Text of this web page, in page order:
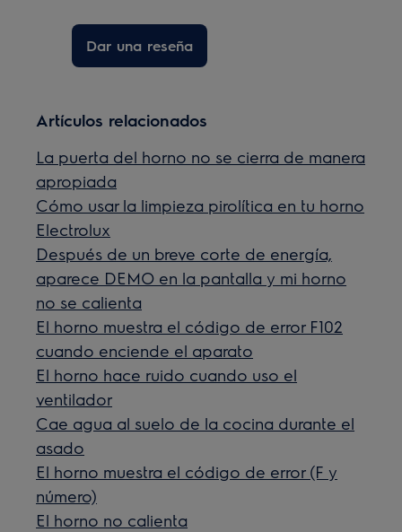
Dar una reseña
Artículos relacionados
La puerta del horno no se cierra de manera
apropiada
Cómo usar la limpieza pirolítica en tu horno
Electrolux
Después de un breve corte de energía,
aparece DEMO en la pantalla y mi horno
no se calienta
El horno muestra el código de error F102
cuando enciende el aparato
El horno hace ruido cuando uso el
ventilador
Cae agua al suelo de la cocina durante el
asado
El horno muestra el código de error (F y
número)
El horno no calienta